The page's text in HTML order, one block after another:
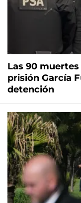
Las 90
prisión García
detención